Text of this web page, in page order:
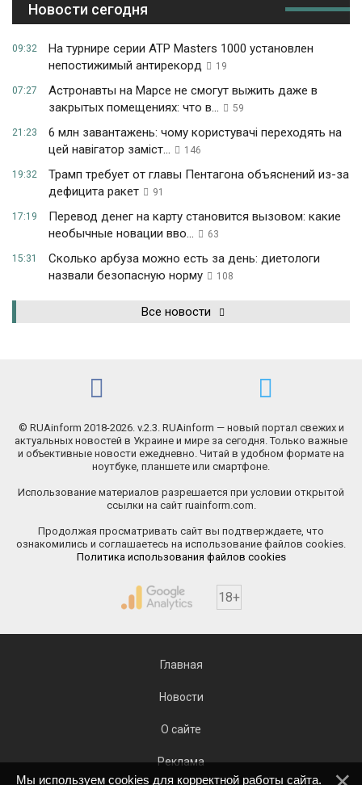
Новости сегодня
09:32
На турнире серии ATP Masters 1000 установлен
непостижимый антирекорд
19
07:27
Астронавты на Марсе не смогут выжить даже в
закрытых помещениях: что в...
59
21:23
6 млн завантажень: чому користувачі переходять на
цей навігатор заміст...
146
19:32
Трамп требует от главы Пентагона объяснений из-за
дефицита ракет
91
17:19
Перевод денег на карту становится вызовом: какие
необычные новации вво...
63
15:31
Сколько арбуза можно есть за день: диетологи
назвали безопасную норму
108
Все новости
© RUAinform 2018-2026. v.2.3. RUAinform — новый портал свежих и
актуальных новостей в Украине и мире за сегодня. Только важные
и объективные новости ежедневно. Читай в удобном формате на
ноутбуке, планшете или смартфоне.
Использование материалов разрешается при условии открытой
ссылки на сайт ruainform.com.
Продолжая просматривать сайт вы подтверждаете, что
ознакомились и соглашаетесь на использование файлов cookies.
Политика использования файлов cookies
18+
Главная
Новости
О сайте
Реклама
Мы используем cookies для корректной работы сайта.